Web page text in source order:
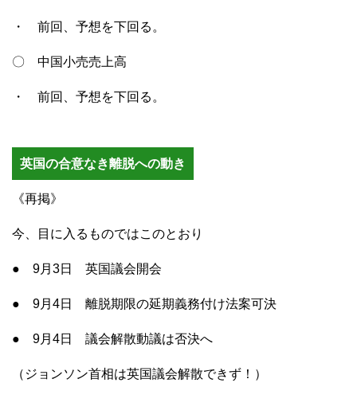
・ 前回、予想を下回る。
〇 中国小売売上高
・ 前回、予想を下回る。
英国の合意なき離脱への動き
《再掲》
今、目に入るものではこのとおり
● 9月3日 英国議会開会
● 9月4日 離脱期限の延期義務付け法案可決
● 9月4日 議会解散動議は否決へ
（ジョンソン首相は英国議会解散できず！）